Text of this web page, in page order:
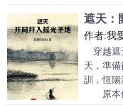
功》，吞
而成道。
大聖傳
種田，
就無上仙
“在諸
我什麼？
遮天：
作者:我
穿越遮
天，準
訓，恆陽
原本他